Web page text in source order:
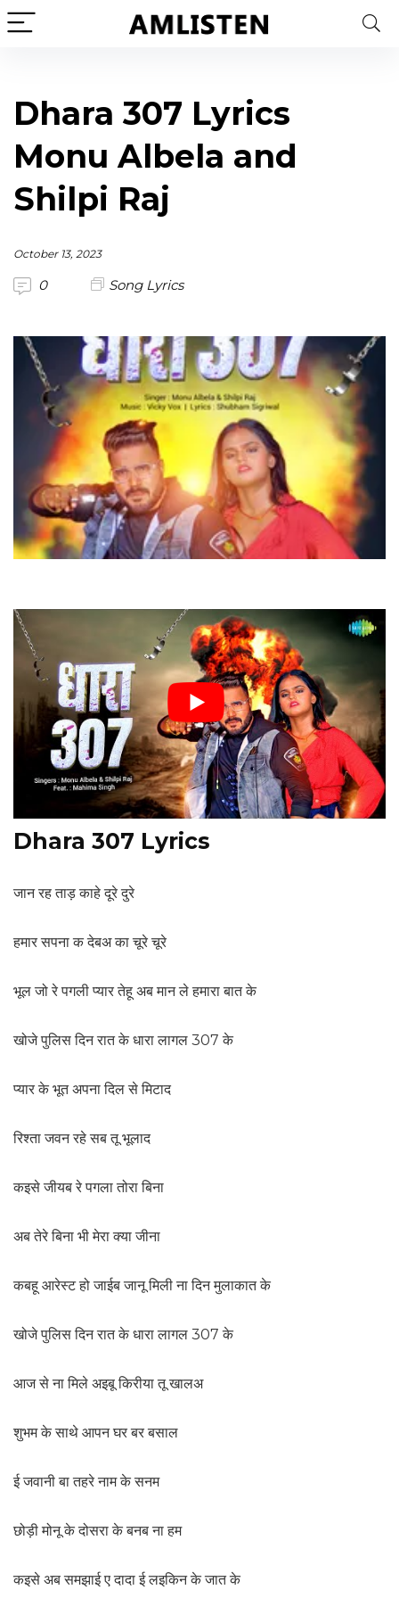
Dhara 307 Lyrics
Monu Albela and
Shilpi Raj
October 13, 2023
0 Song Lyrics
Dhara 307 Lyrics
जान रह ताड़ काहे दूरे दुरे
हमार सपना क देबअ का चूरे चूरे
भूल जो रे पगली प्यार तेहू अब मान ले हमारा बात के
खोजे पुलिस दिन रात के धारा लागल 307 के
प्यार के भूत अपना दिल से मिटाद
रिश्ता जवन रहे सब तू भूलाद
कइसे जीयब रे पगला तोरा बिना
अब तेरे बिना भी मेरा क्या जीना
कबहू आरेस्ट हो जाईब जानू मिली ना दिन मुलाकात के
खोजे पुलिस दिन रात के धारा लागल 307 के
आज से ना मिले अइबू किरीया तू खालअ
शुभम के साथे आपन घर बर बसाल
ई जवानी बा तहरे नाम के सनम
छोड़ी मोनू के दोसरा के बनब ना हम
कइसे अब समझाई ए दादा ई लइकिन के जात के